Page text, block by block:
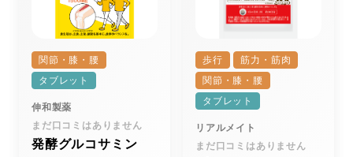
関節・膝・腰
タブレット
伸和製薬
まだ口コミはありません
発酵グルコサミン
歩行
筋力・筋肉
関節・膝・腰
タブレット
リアルメイト
まだ口コミはありません